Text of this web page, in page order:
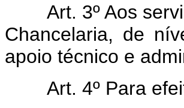
Art. 3º Aos
Chancelaria, de
apoio técnico e
Art. 4º Para